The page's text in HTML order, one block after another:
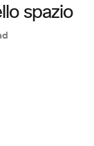
spazio